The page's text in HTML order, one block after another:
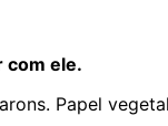
com ele.
Papel